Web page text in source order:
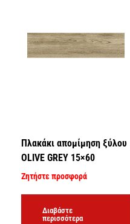
Πλακάκι απομίμηση ξύλου
OLIVE GREY 15×60
Ζητήστε προσφορά
Διαβάστε
περισσότερα